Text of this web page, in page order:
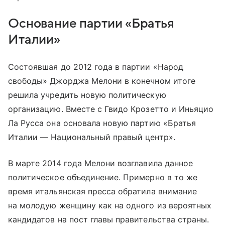
Основание партии «Братья
Италии»
Состоявшая до 2012 года в партии «Народ
свободы» Джорджа Мелони в конечном итоге
решила учредить новую политическую
организацию. Вместе с Гвидо Крозетто и Иньяцио
Ла Русса она основала новую партию «Братья
Италии — Национальный правый центр».
В марте 2014 года Мелони возглавила данное
политическое объединение. Примерно в то же
время итальянская пресса обратила внимание
на молодую женщину как на одного из вероятных
кандидатов на пост главы правительства страны.